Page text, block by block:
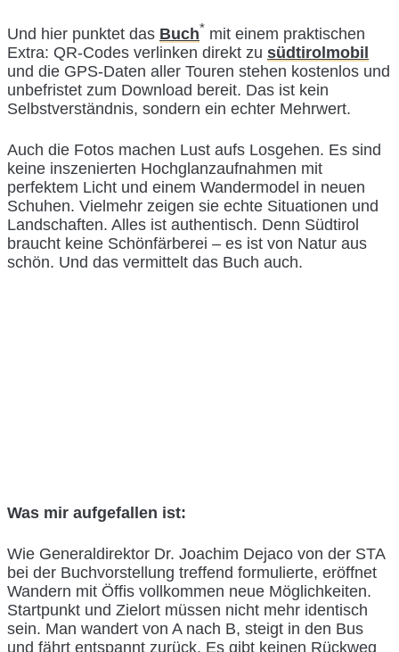
Und hier punktet das Buch* mit einem praktischen
Extra: QR-Codes verlinken direkt zu südtirolmobil
und die GPS-Daten aller Touren stehen kostenlos und
unbefristet zum Download bereit. Das ist kein
Selbstverständnis, sondern ein echter Mehrwert.
Auch die Fotos machen Lust aufs Losgehen. Es sind
keine inszenierten Hochglanzaufnahmen mit
perfektem Licht und einem Wandermodel in neuen
Schuhen. Vielmehr zeigen sie echte Situationen und
Landschaften. Alles ist authentisch. Denn Südtirol
braucht keine Schönfärberei – es ist von Natur aus
schön. Und das vermittelt das Buch auch.
Was mir aufgefallen ist:
Wie Generaldirektor Dr. Joachim Dejaco von der STA
bei der Buchvorstellung treffend formulierte, eröffnet
Wandern mit Öffis vollkommen neue Möglichkeiten.
Startpunkt und Zielort müssen nicht mehr identisch
sein. Man wandert von A nach B, steigt in den Bus
und fährt entspannt zurück. Es gibt keinen Rückweg